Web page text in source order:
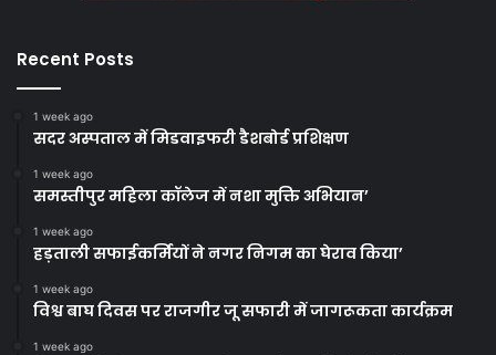
Recent Posts
1 week ago
सदर अस्पताल में मिडवाइफरी डैशबोर्ड प्रशिक्षण
1 week ago
समस्तीपुर महिला कॉलेज में नशा मुक्ति अभियान’
1 week ago
हड़ताली सफाईकर्मियों ने नगर निगम का घेराव किया’
1 week ago
विश्व बाघ दिवस पर राजगीर जू सफारी में जागरूकता कार्यक्रम
1 week ago